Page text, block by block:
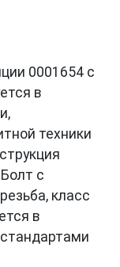
0001654 с
в
техники
с
класс
в